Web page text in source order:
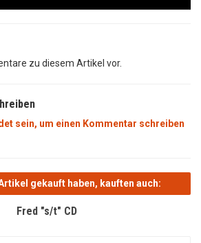
zu diesem Artikel vor.
sein, um einen Kommentar schreiben
gekauft haben, kauften auch:
Fred "s/t" CD